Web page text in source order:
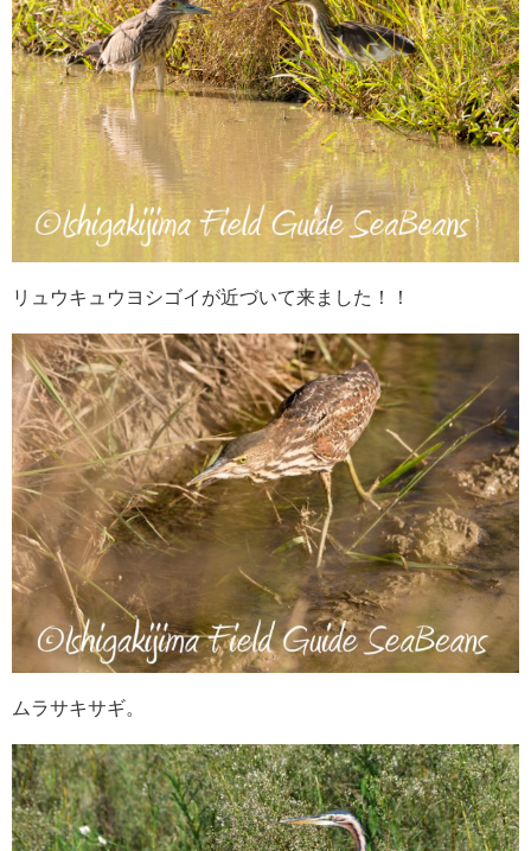
リュウキュウヨシゴイが近づいて来ました！！
ムラサキサギ。